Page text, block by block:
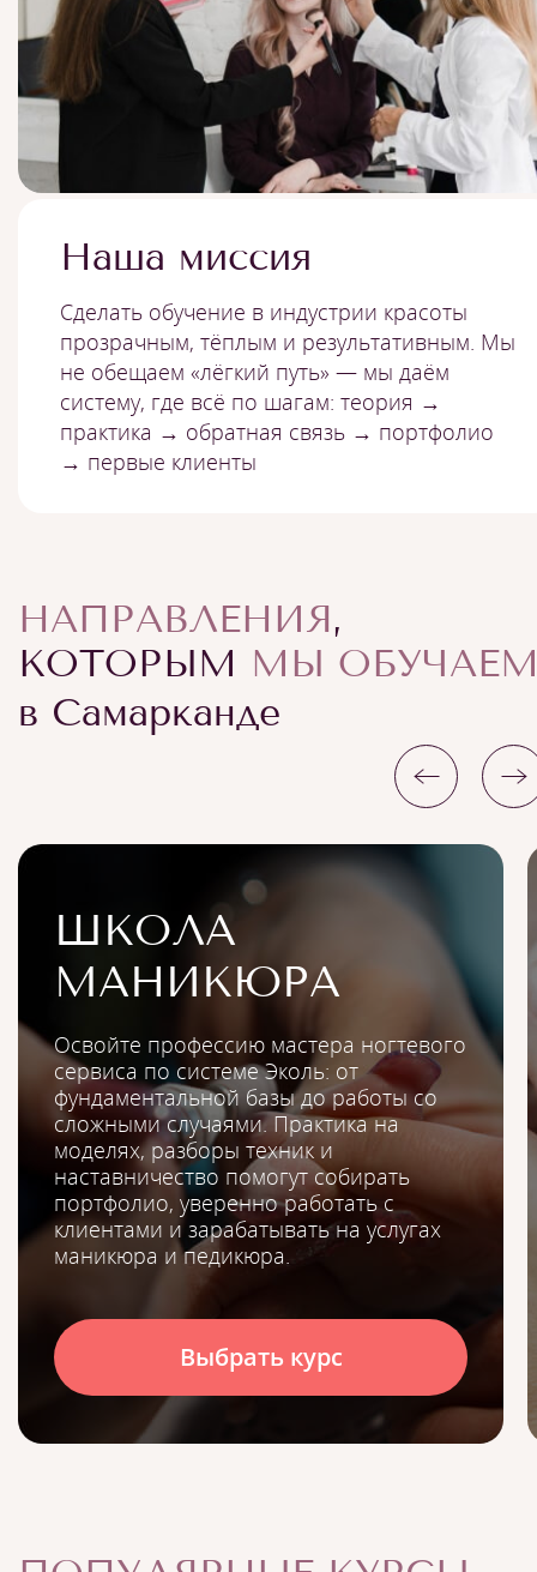
Наша миссия
Сделать обучение в индустрии красоты
прозрачным, тёплым и результативным. Мы
не обещаем «лёгкий путь» — мы даём
систему, где всё по шагам: теория →
практика → обратная связь → портфолио
→ первые клиенты
НАПРАВЛЕНИЯ,
КОТОРЫМ МЫ
в Самарканде
ШКОЛА
МАНИКЮРА
Освойте профессию мастера ногтевого
сервиса по системе Эколь: от
фундаментальной базы до работы со
сложными случаями. Практика на
моделях, разборы техник и
наставничество помогут собирать
портфолио, уверенно работать с
клиентами и зарабатывать на услугах
маникюра и педикюра.
Выбрать курс